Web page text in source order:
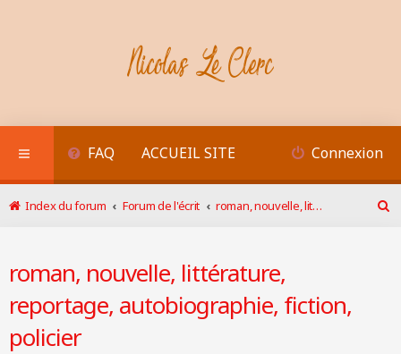
FAQ ACCUEIL SITE Connexion
Index du forum Forum de l'écrit
roman, nouvelle, littérature, reportage, autobiographie, fiction, policier
roman, nouvelle, littérature,
reportage, autobiographie, fiction,
policier